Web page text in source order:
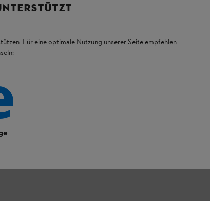
Skötsel av unga bestånd säkrar
ska göra och vilka maskiner och
Für eine optimale Nutzung unserer Seite empfehlen